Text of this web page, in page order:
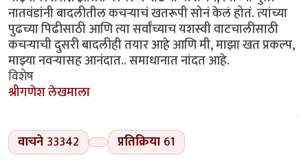
नातवंडांनी बादलीतील कचऱ्याचं खतरूपी सोनं केलं होतं. त्यांच्या
पुढच्या पिढीसाठी आणि त्या सर्वांच्याच यशस्वी वाटचालीसाठी
कचऱ्याची दुसरी बादलीही तयार आहे आणि मी, माझा खत प्रकल्प,
माझ्या नवऱ्यासह आनंदात.. समाधानात नांदत आहे.
विशेष
श्रीगणेश लेखमाला
वाचने 33342 प्रतिक्रिया 61